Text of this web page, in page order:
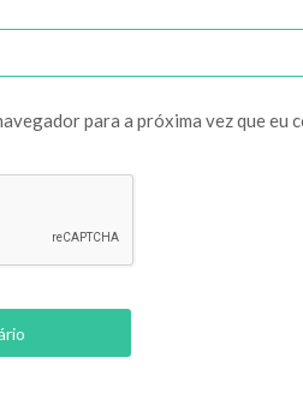
para a próxima vez que eu